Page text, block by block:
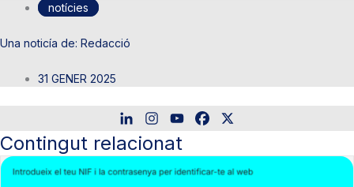
notícies
Redacció
31 GENER 2025
Contingut relacionat